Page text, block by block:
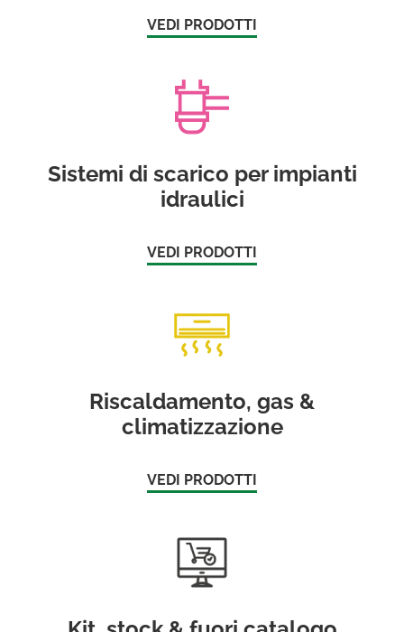
VEDI PRODOTTI
Sistemi di scarico per impianti
idraulici
VEDI PRODOTTI
Riscaldamento, gas &
climatizzazione
VEDI PRODOTTI